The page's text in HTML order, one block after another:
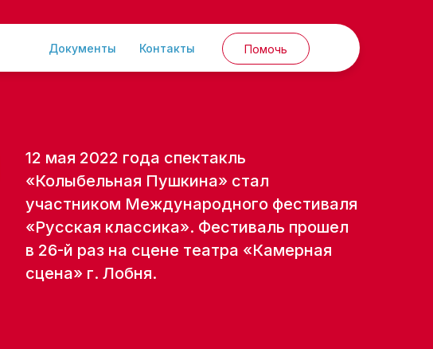
Документы Контакты Помочь
12 мая 2022 года спектакль
«Колыбельная Пушкина» стал
участником Международного фестиваля
«Русская классика». Фестиваль прошел
в 26-й раз на сцене театра «Камерная
сцена» г. Лобня.